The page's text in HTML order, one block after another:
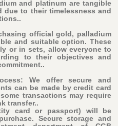
and platinum are tangible
due to their timelessness and
official gold, palladium
and suitable option. These
or in sets, allow everyone to
to their objectives and
We offer secure and
can be made by credit card
transactions may require
transfer..
card or passport) will be
. Secure storage and